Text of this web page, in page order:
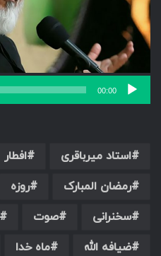
00:00
استاد میرباقری افطار
رمضان المبارک
روزه
سخنرانی
صوت
ضیافه الله
ماه خدا